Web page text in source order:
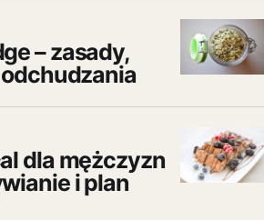
– zasady,
dla mężczyzn
i plan